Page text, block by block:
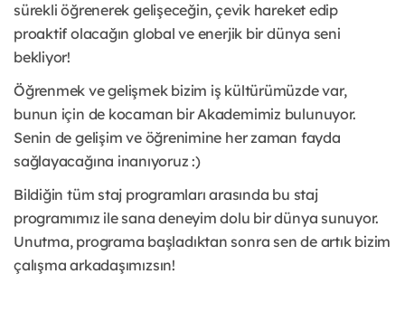
sürekli öğrenerek gelişeceğin, çevik hareket edip
proaktif olacağın global ve enerjik bir dünya seni
bekliyor!
Öğrenmek ve gelişmek bizim iş kültürümüzde var,
bunun için de kocaman bir Akademimiz bulunuyor.
Senin de gelişim ve öğrenimine her zaman fayda
sağlayacağına inanıyoruz :)
Bildiğin tüm staj programları arasında bu staj
programımız ile sana deneyim dolu bir dünya sunuyor.
Unutma, programa başladıktan sonra sen de artık bizim
çalışma arkadaşımızsın!